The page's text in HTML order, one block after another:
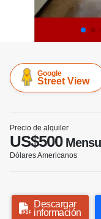
Google
Street View
Precio de alquiler
US$500
Dólares Americanos
Descargar
información